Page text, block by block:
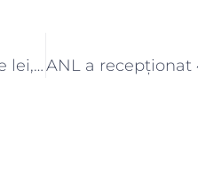
Plăți de aproape 170 de milioane de lei, de la…